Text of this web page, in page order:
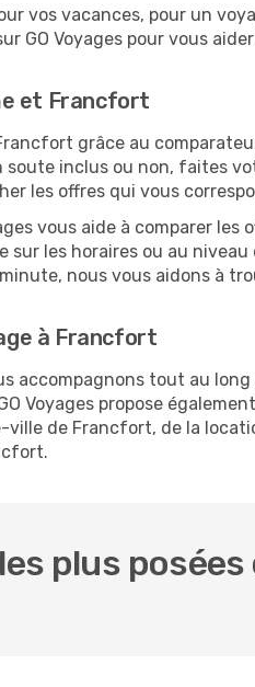
vos vacances, pour un
GO Voyages pour vous
et Francfort
grâce au
inclus ou non, faites
les offres qui vous
vous aide à comparer
les horaires ou au
nous vous aidons à
à Francfort
accompagnons tout au
Voyages propose
de Francfort, de la
plus